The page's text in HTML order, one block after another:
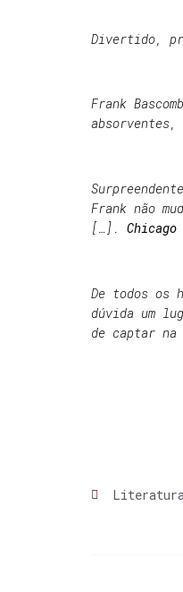
Divertido,
Frank
Frank não
[…].
De todos os
dúvida um
de captar na